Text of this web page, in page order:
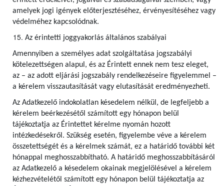
amelyek jogi igények előterjesztéséhez, érvényesítéséhez vagy
védelméhez kapcsolódnak.
Az érintetti joggyakorlás általános szabályai
Amennyiben a személyes adat szolgáltatása jogszabályi
kötelezettségen alapul, és az Érintett ennek nem tesz eleget,
az – az adott eljárási jogszabály rendelkezéseire figyelemmel –
a kérelem visszautasítását vagy elutasítását eredményezheti.
Az Adatkezelő indokolatlan késedelem nélkül, de legfeljebb a
kérelem beérkezésétől számított egy hónapon belül
tájékoztatja az Érintettet kérelme nyomán hozott
intézkedésekről. Szükség esetén, figyelembe véve a kérelem
összetettségét és a kérelmek számát, ez a határidő további két
hónappal meghosszabbítható. A határidő meghosszabbításáról
az Adatkezelő a késedelem okainak megjelölésével a kérelem
kézhezvételétől számított egy hónapon belül tájékoztatja az